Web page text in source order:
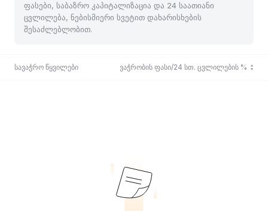
ფასები, საბაზრო კაპიტალიზაცია და 24 საათიანი
ცვლილება, ნებისმიერი სვეტით დახარისხების
შესაძლებლობით.
სავაჭრო წყვილები ბოლო ვაჭრობის ფასი/24 სთ. ცვლილების %